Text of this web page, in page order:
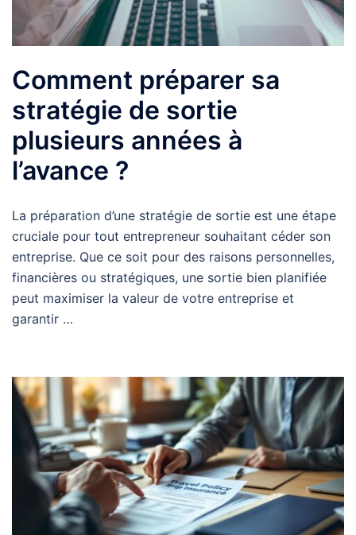
Comment préparer sa
stratégie de sortie
plusieurs années à
l’avance ?
La préparation d’une stratégie de sortie est une étape
cruciale pour tout entrepreneur souhaitant céder son
entreprise. Que ce soit pour des raisons personnelles,
financières ou stratégiques, une sortie bien planifiée
peut maximiser la valeur de votre entreprise et
garantir …